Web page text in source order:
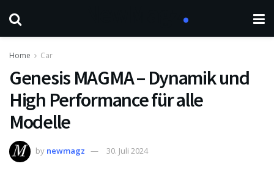
Home Car
Genesis MAGMA – Dynamik und
High Performance für alle
Modelle
by newmagz 30. Juli 2024